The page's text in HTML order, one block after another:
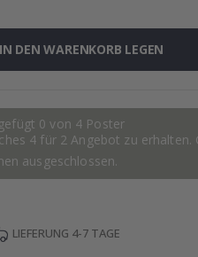
IN DEN WARENKORB LEGEN
0 von 4 Poster
4 für 2 Angebot zu erhalten.
ausgeschlossen.
LIEFERUNG 4-7 TAGE